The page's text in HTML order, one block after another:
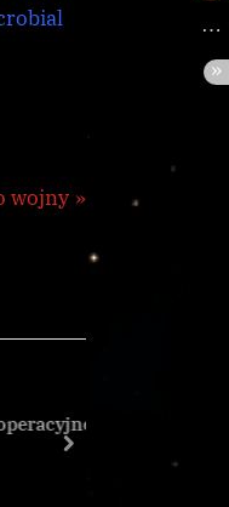
wojny
next